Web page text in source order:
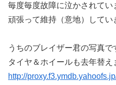
毎度毎度故障に泣かされてい
頑張って維持（意地）してい
うちのブレイザー君の写真で
タイヤ＆ホイールも去年替え
http://